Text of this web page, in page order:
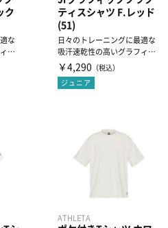
ク
な
ッ
ティスシャツ F.レッド
(51)
日々のトレーニングに最適な
吸汗速乾性の高いグラフィッ
クプラシャツ
￥4,290 （税込）
ジュニア
ATHLETA